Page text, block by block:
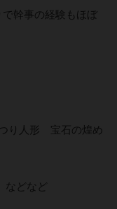
幹事の経験もほぼ
り人形 宝石の煌め
どなど